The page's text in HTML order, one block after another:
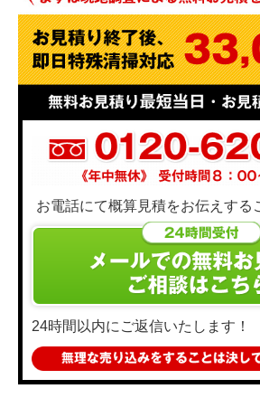
お電話にて概算見積をお伝えする
24時間以内にご返信いたします！